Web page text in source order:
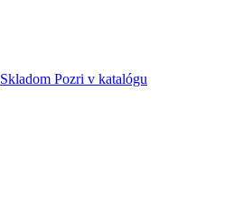
Skladom Pozri v katalógu